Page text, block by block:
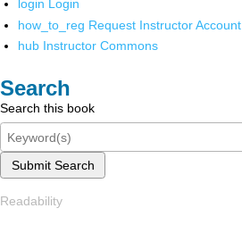
login Login
how_to_reg Request Instructor Account
hub Instructor Commons
Search
Search this book
Submit Search
Readability